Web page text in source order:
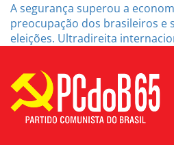
A segurança superou a
preocupação dos brasileiros e
eleições. Ultradireita